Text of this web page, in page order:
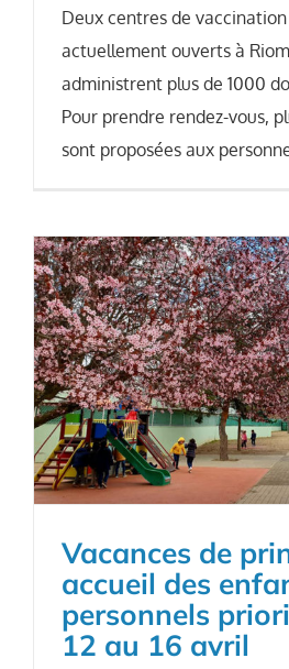
Deux centres de
actuellement ouverts à
administrent plus de 1000
Pour prendre rendez-vous,
sont proposées aux
Vacances de
accueil des
personnels
12 au 16 avril